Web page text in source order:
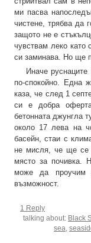
ми пасва
чистене, трябва да
защото не е
чувствам леко като
си заминава. Но ще
Иначе
по-спокойно. Една
каза, че след 1
си е добра
бетонната джунгла
около 17 лева на
басейн, стаи с
не мисля, че ще се
място за почивка.
може да проучим
възможност.
1 Reply
talking about: Black
sea